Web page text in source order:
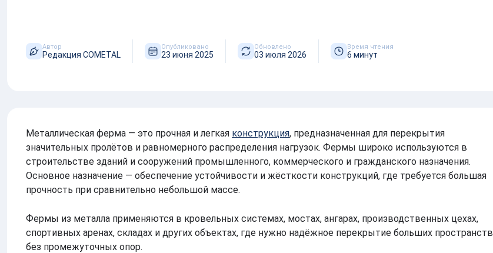
Автор
Редакция COMETAL
Опубликовано
23 июня 2025
Обновлено
03 июля 2026
Время чтения
6 минут
Металлическая ферма — это прочная и легкая конструкция, предназначенная для перекрытия
значительных пролётов и равномерного распределения нагрузок. Фермы широко используются в
строительстве зданий и сооружений промышленного, коммерческого и гражданского назначения.
Основное назначение — обеспечение устойчивости и жёсткости конструкций, где требуется большая
прочность при сравнительно небольшой массе.
Фермы из металла применяются в кровельных системах, мостах, ангарах, производственных цехах,
спортивных аренах, складах и других объектах, где нужно надёжное перекрытие больших пространств
без промежуточных опор.